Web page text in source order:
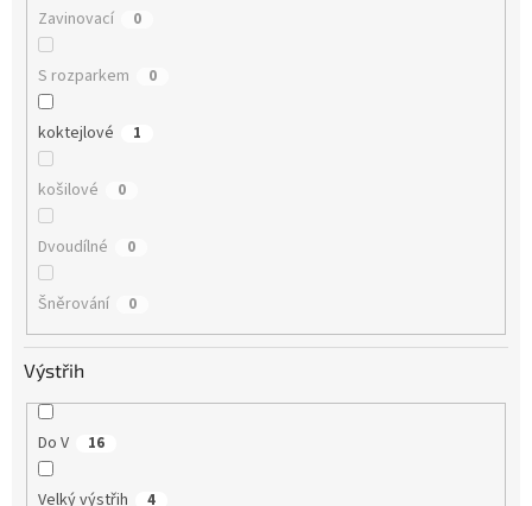
Zavinovací 0
S rozparkem 0
koktejlové 1
košilové 0
Dvoudílné 0
Šněrování 0
Výstřih
Do V 16
Velký výstřih 4